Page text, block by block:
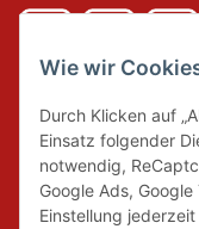
Wie wir
Durch Klicken auf
Einsatz folgender
notwendig,
Google Ads,
Einstellung
Wir